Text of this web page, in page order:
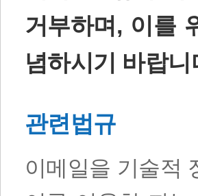
거부하며, 이를
념하시기 바랍
관련법규
이메일을 기술적